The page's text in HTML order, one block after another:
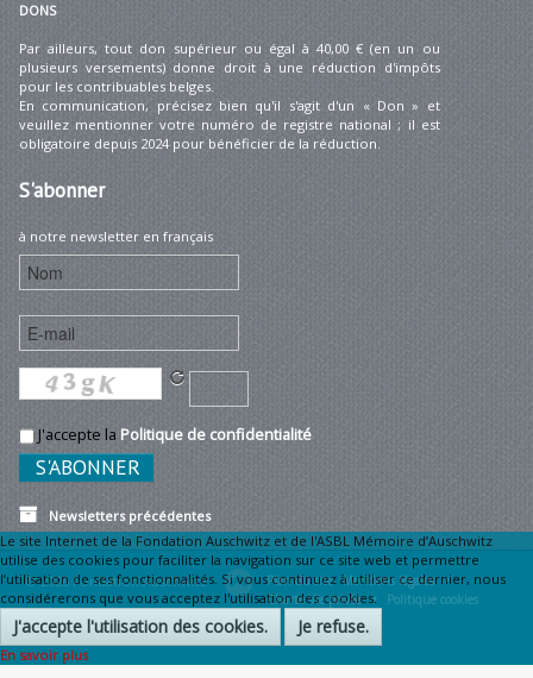
DONS
Par ailleurs, tout don supérieur ou égal à 40,00 € (en un ou
plusieurs versements) donne droit à une réduction d'impôts
pour les contribuables belges.
En communication, précisez bien qu'il s'agit d'un « Don » et
veuillez mentionner votre numéro de registre national ; il est
obligatoire depuis 2024 pour bénéficier de la réduction.
S'abonner
à notre newsletter en français
J'accepte la Politique de confidentialité
Newsletters précédentes
Plan du site Mentions légales •
Charte Vie privée •
Politique cookies
© 2026 Fondation Auschwitz
Le site Internet de la Fondation Auschwitz et de l'ASBL Mémoire d’Auschwitz
utilise des cookies pour faciliter la navigation sur ce site web et permettre
l’utilisation de ses fonctionnalités. Si vous continuez à utiliser ce dernier, nous
considérerons que vous acceptez l'utilisation des cookies.
J'accepte l'utilisation des cookies. Je refuse.
En savoir plus